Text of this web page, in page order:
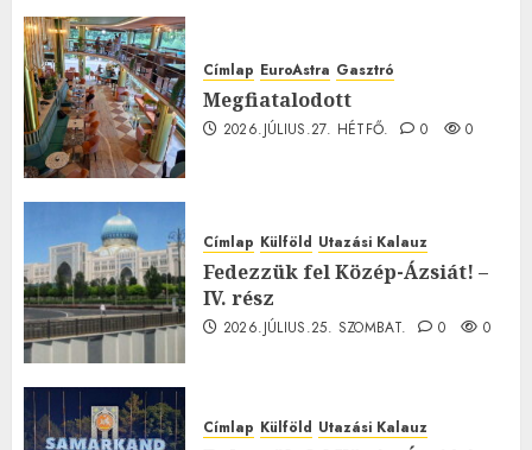
Címlap EuroAstra Gasztró
Megfiatalodott
2026.JÚLIUS.27. HÉTFŐ. 0 0
Címlap Külföld Utazási Kalauz
Fedezzük fel Közép-Ázsiát! –
IV. rész
2026.JÚLIUS.25. SZOMBAT. 0 0
Címlap Külföld Utazási Kalauz